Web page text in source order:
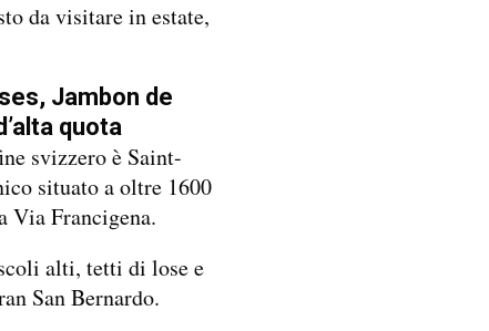
da visitare in estate,
Jambon de
quota
svizzero è Saint-
situato a oltre 1600
Via Francigena.
alti, tetti di lose e
San Bernardo.